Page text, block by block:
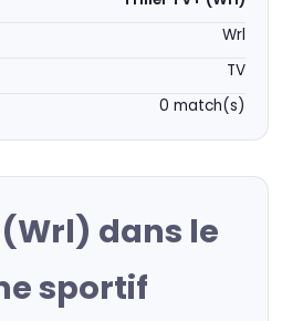
Wrl
TV
0 match(s)
dans le
sportif